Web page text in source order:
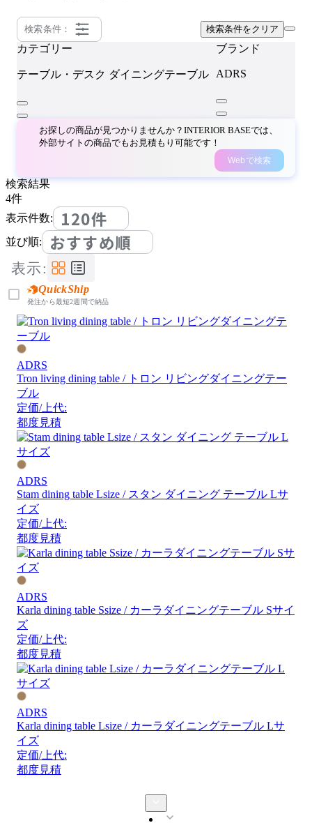
検索条件： 検索条件をクリア
カテゴリー
テーブル・デスク ダイニングテーブル
ブランド
ADRS
お探しの商品が見つかりませんか？INTERIOR BASEでは、
外部サイトの商品でもお見積もり可能です！
Webで検索
検索結果
4件
表示件数:
120件
並び順: おすすめ順
表示:
QuickShip
発注から最短2週間で納品
ADRS
Tron living dining table / トロン リビングダイニングテー
ブル
定価/上代:
都度見積
ADRS
Stam dining table Lsize / スタン ダイニング テーブル Lサ
イズ
定価/上代:
都度見積
ADRS
Karla dining table Ssize / カーラダイニングテーブル Sサイ
ズ
定価/上代:
都度見積
ADRS
Karla dining table Lsize / カーラダイニングテーブル Lサ
イズ
定価/上代:
都度見積